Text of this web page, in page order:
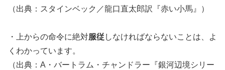
（出典：スタインベック／龍口直太郎訳『赤い小馬』）
・上からの命令に絶対服従 しなければならないことは、よ
くわかっています。
（出典：A・バートラム・チャンドラー『銀河辺境シリー